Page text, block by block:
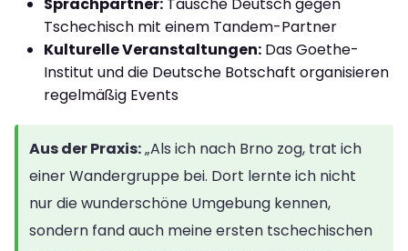
Tschechisch mit einem Tandem-Partner
Kulturelle Veranstaltungen: Das Goethe-
Institut und die Deutsche Botschaft organisieren
regelmäßig Events
Aus der Praxis:„Als ich nach Brno zog, trat ich
einer Wandergruppe bei. Dort lernte ich nicht
nur die wunderschöne Umgebung kennen,
sondern fand auch meine ersten tschechischen